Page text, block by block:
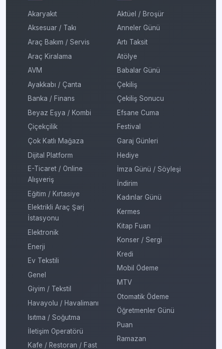
Akaryakıt
Aksesuar / Takı
Araç Bakım / Servis
Araç Kiralama
AVM
Ayakkabı / Çanta
Banka / Finans
Beyaz Eşya / Kombi
Çiçekçilik
Çok Katlı Mağaza
Dijital Platform
E-Ticaret / Online
Alışveriş
Eğitim / Kırtasiye
Elektrikli Araç Şarj
İstasyonu
Elektronik
Enerji
Ev Tekstili
Genel
Giyim / Tekstil
Havayolu / Havalimanı
Isıtma / Soğutma
İletişim Operatörü
Kafe / Restoran / Fast
Aktüel / Broşür
Anneler Günü
Artı Taksit
Atölye
Babalar Günü
Çekiliş
Çekiliş Sonucu
Efsane Cuma
Festival
Garaj Günleri
Hediye
İmza Günü / Söyleşi
İndirim
Kadınlar Günü
Kermes
Kitap Fuarı
Konser / Sergi
Kredi
Mobil Ödeme
MTV
Otomatik Ödeme
Öğretmenler Günü
Puan
Ramazan